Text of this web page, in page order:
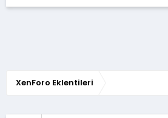
0
XenForo Eklentileri